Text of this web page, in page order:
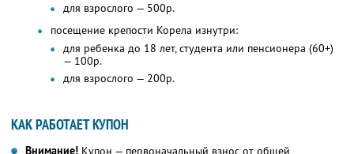
для взрослого — 500р.
посещение крепости Корела изнутри:
для ребенка до 18 лет, студента или пенсионера (60+)
— 100р.
для взрослого — 200р.
КАК РАБОТАЕТ КУПОН
Внимание! Купон — первоначальный взнос от общей